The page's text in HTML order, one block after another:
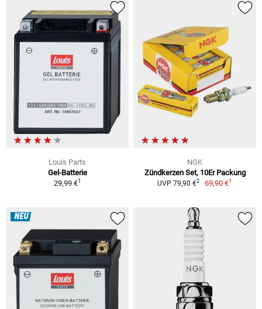
Louis Parts
Gel-Batterie
29,99 €1
NGK
Zündkerzen Set, 10Er Packung
UVP 79,90 €2 69,90 €1
NEU